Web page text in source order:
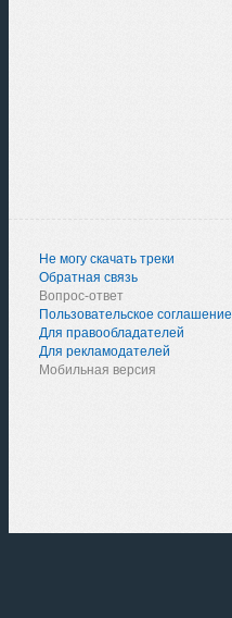
Не могу скачать треки
Обратная связь
Вопрос-ответ
Пользовательское соглашение
Для правообладателей
Для рекламодателей
Мобильная версия